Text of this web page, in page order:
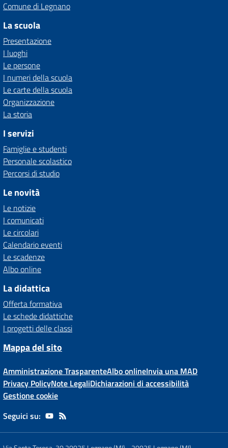
Comune di Legnano
La scuola
Presentazione
I luoghi
Le persone
I numeri della scuola
Le carte della scuola
Organizzazione
La storia
I servizi
Famiglie e studenti
Personale scolastico
Percorsi di studio
Le novità
Le notizie
I comunicati
Le circolari
Calendario eventi
Le scadenze
Albo online
La didattica
Offerta formativa
Le schede didattiche
I progetti delle classi
Mappa del sito
Amministrazione TrasparenteAlbo onlineInvia una MAD
Privacy PolicyNote LegaliDichiarazioni di accessibilità
Gestione cookie
Seguici su: